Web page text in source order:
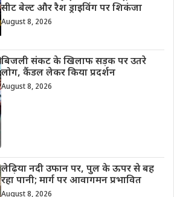
सीट बेल्ट और रैश ड्राइविंग पर शिकंजा
August 8, 2026
बिजली संकट के खिलाफ सड़क पर उतरे
लोग, कैंडल लेकर किया प्रदर्शन
August 8, 2026
लेढ़िया नदी उफान पर, पुल के ऊपर से बह
रहा पानी; मार्ग पर आवागमन प्रभावित
August 8, 2026